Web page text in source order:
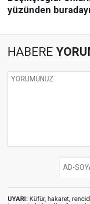
HABERE
UYARI: Küfür, hakaret,